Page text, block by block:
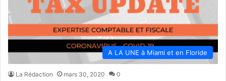
A LA UNE à Miami et en Floride
La Rédaction mars 30, 2020 0